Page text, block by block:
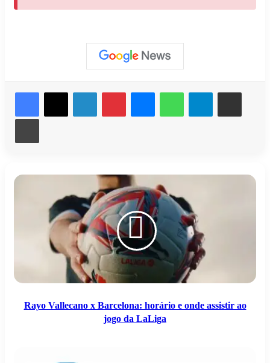
Facebook
X LinkedinPinterestMessengerWhatsAppTelegramCompartilhar via e-mail
Imprimir
Rayo
Barcelona:
jogo
Rayo Vallecano x Barcelona: horário e onde assistir ao
jogo da LaLiga